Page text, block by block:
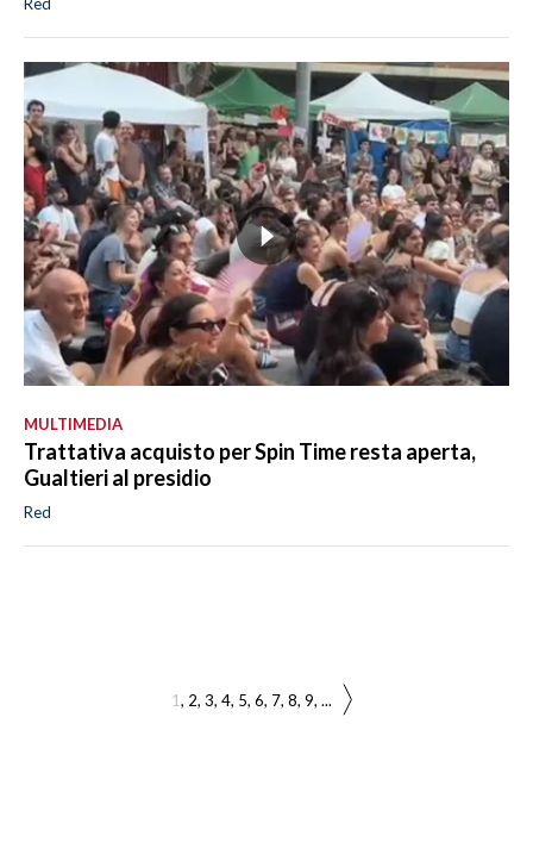
Red
MULTIMEDIA
Trattativa acquisto per Spin Time resta aperta,
Gualtieri al presidio
Red
1 2 3 4 5 6 7 8 9 ...